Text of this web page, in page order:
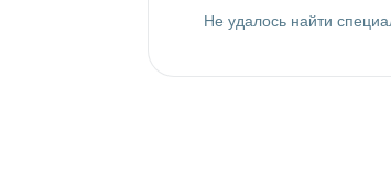
Не удалось найти